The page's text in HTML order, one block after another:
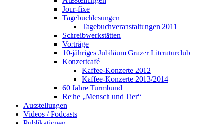
Jour-fixe
Tagebuchlesungen
Tagebuchveranstaltungen 2011
Schreibwerkstätten
Vorträge
10-jähriges Jubiläum Grazer Literaturclub
Konzertcafé
Kaffee-Konzerte 2012
Kaffee-Konzerte 2013/2014
60 Jahre Turmbund
Reihe „Mensch und Tier“
Ausstellungen
Videos / Podcasts